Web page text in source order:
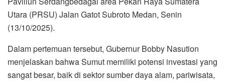
Utara (PRSU) Jalan Gatot Subroto Medan, Senin
(13/10/2025).
Dalam pertemuan tersebut, Gubernur Bobby Nasution
menjelaskan bahwa Sumut memiliki potensi investasi yang
sangat besar, baik di sektor sumber daya alam, pariwisata,